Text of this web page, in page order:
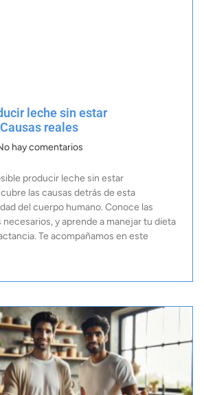
leche sin estar
reales
hay comentarios
producir leche sin estar
las causas detrás de esta
del cuerpo humano. Conoce las
necesarios, y aprende a manejar tu dieta
Te acompañamos en este